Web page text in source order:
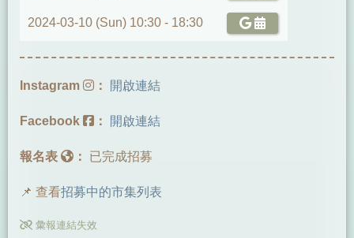
2024-03-10 (Sun) 10:30 - 18:30
Instagram ： 開啟連結
Facebook ： 開啟連結
報名表 ： 已完成招募
📌 查看招募中的市集列表
彙報連結失效